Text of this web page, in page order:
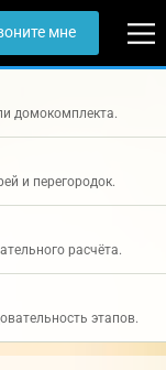
мне
домокомплекта.
и перегородок.
расчёта.
этапов.